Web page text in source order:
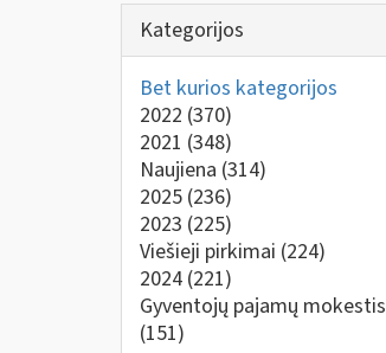
Kategorijos
Bet kurios kategorijos
2022 (370)
2021 (348)
Naujiena (314)
2025 (236)
2023 (225)
Viešieji pirkimai (224)
2024 (221)
Gyventojų pajamų mokestis
(151)